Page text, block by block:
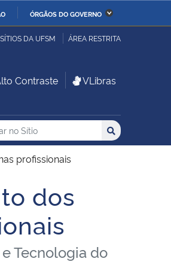
ÓRGÃOS DO GOVERNO
Ministério da Infraestrutura
Ministério da Ciência,
Tecnologia, Inovações e
SÍTIOS DA UFSM ÁREA RESTRITA
Contraste VLibras
no no Sítio
Buscar
profissionais
dos
Tecnologia do